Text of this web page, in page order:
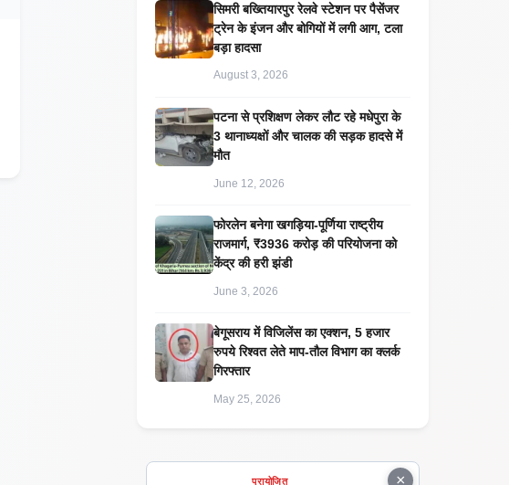
सिमरी बख्तियारपुर रेलवे स्टेशन पर पैसेंजर
ट्रेन के इंजन और बोगियों में लगी आग, टला
बड़ा हादसा
August 3, 2026
पटना से प्रशिक्षण लेकर लौट रहे मधेपुरा के
3 थानाध्यक्षों और चालक की सड़क हादसे में
मौत
June 12, 2026
​फोरलेन बनेगा खगड़िया-पूर्णिया राष्ट्रीय
राजमार्ग, ₹3936 करोड़ की परियोजना को
केंद्र की हरी झंडी
June 3, 2026
बेगूसराय में विजिलेंस का एक्शन, 5 हजार
रुपये रिश्वत लेते माप-तौल विभाग का क्लर्क
गिरफ्तार
May 25, 2026
×
प्रायोजित